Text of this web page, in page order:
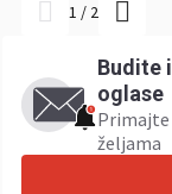
1 / 2
Budite
oglase
Primajte
željama ​